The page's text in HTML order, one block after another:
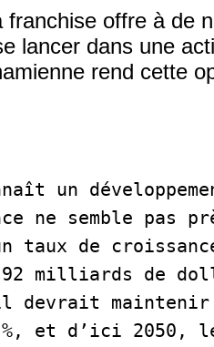
franchise offre à de
lancer dans une
rend cette
un
ne semble pas
taux de
milliards de
devrait maintenir
et d’ici 2050,